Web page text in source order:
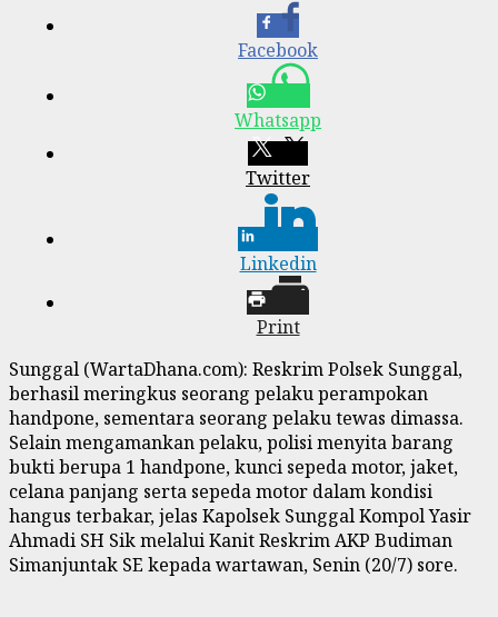
Facebook
Whatsapp
Twitter
Linkedin
Print
Sunggal (WartaDhana.com): Reskrim Polsek Sunggal,
berhasil meringkus seorang pelaku perampokan
handpone, sementara seorang pelaku tewas dimassa.
Selain mengamankan pelaku, polisi menyita barang
bukti berupa 1 handpone, kunci sepeda motor, jaket,
celana panjang serta sepeda motor dalam kondisi
hangus terbakar, jelas Kapolsek Sunggal Kompol Yasir
Ahmadi SH Sik melalui Kanit Reskrim AKP Budiman
Simanjuntak SE kepada wartawan, Senin (20/7) sore.